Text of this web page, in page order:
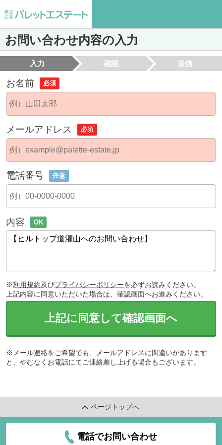
お問い合わせ内容の入力
入力 確認 送信
お名前 必須
メールアドレス 必須
電話番号 任意
内容 OK
※利用規約及びプライバシーポリシーを必ずお読みください。
上記内容に同意いただいた場合は、確認画面へお進みください。
上記に同意して確認画面へ
※メール連絡をご希望でも、メールアドレスに間違いがあります
と、やむなくお電話にてご連絡差し上げる場合もございます。
ページトップへ
電話でお問い合わせ